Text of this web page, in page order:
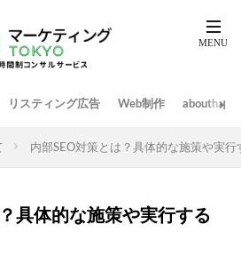
リスティング広告 Web制作 aboutha(
内部SEO対策とは？具体的な施策や実行
具体的な施策や実行する